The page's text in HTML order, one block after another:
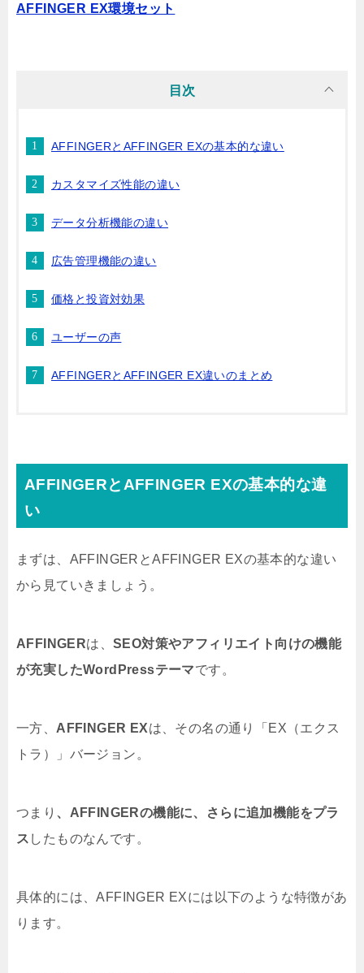
AFFINGER EX環境セット
目次
AFFINGERとAFFINGER EXの基本的な違い
カスタマイズ性能の違い
データ分析機能の違い
広告管理機能の違い
価格と投資対効果
ユーザーの声
AFFINGERとAFFINGER EX違いのまとめ
AFFINGERとAFFINGER EXの基本的な違
い
まずは、AFFINGERとAFFINGER EXの基本的な違い
から見ていきましょう。
AFFINGERは、SEO対策やアフィリエイト向けの機能
が充実したWordPressテーマです。
一方、 AFFINGER EXは、その名の通り「EX（エクス
トラ）」バージョン。
つまり 、AFFINGERの機能に、さらに追加機能をプラ
ス したものなんです。
具体的には、AFFINGER EXには以下のような特徴があ
ります。